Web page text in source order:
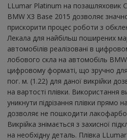
LLumar Platinum на позашляховик
BMW X3 Base 2015 дозволяє
прискорити процес роботи з
Лекала для найбільш поширених
автомобілів реалізовані в
лобового скла на автомобіль
цифровому форматі, що зручно
пог. м. (1.22) для даної викрійки
на вартості плівки. Використання
уникнути підрізання плівки прямо
дозволяє не пошкодити
Викрійка знімається з захисної
на необхідну деталь. Плівка